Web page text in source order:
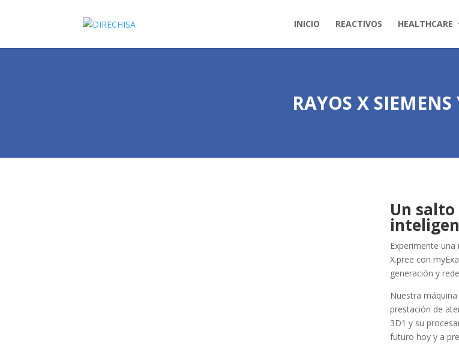
INICIO REACTIVOS HEALTHCARE
RAYOS X SIEMENS
Un
Experimente
X.pree con
generación y
Nuestra
prestación de
3D1 y su
futuro hoy y a